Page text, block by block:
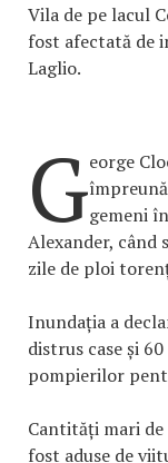
Vila de pe lacul
fost afectată de
Laglio.
George
gemeni
Alexander, când
zile de ploi
Inundația a
distrus case și
pompierilor
Cantități mari
fost aduse de